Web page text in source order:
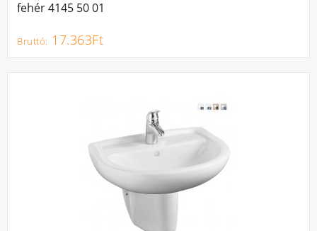
fehér 4145 50 01
17.363Ft